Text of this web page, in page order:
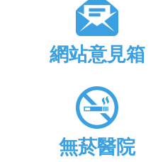
網站意見箱
無菸醫院